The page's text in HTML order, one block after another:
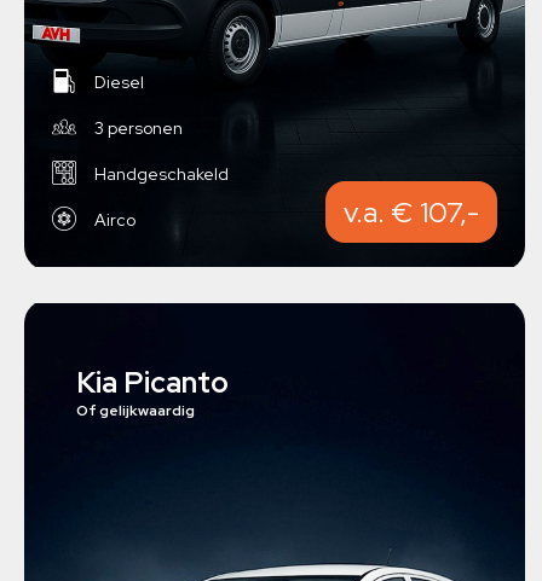
Diesel
3 personen
Handgeschakeld
Airco v.a. € 107,-
Kia Picanto
Of gelijkwaardig